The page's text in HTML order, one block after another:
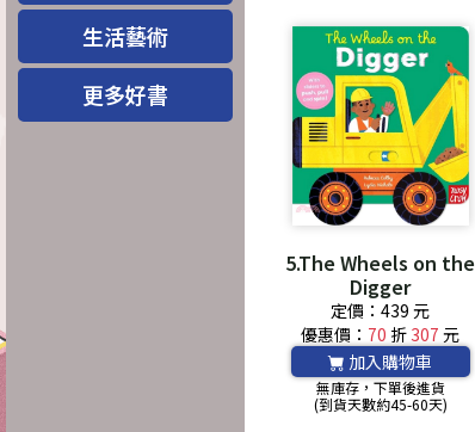
生活藝術
更多好書
5.The Wheels on the
Digger
定價：439 元
優惠價： 70 折 307 元
加入購物車
無庫存，下單後進貨
(到貨天數約45-60天)